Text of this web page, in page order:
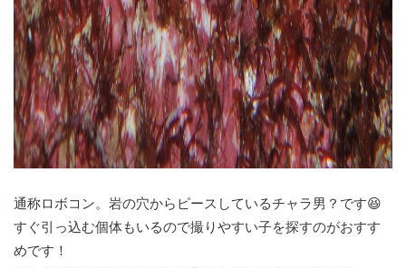
通称ロボコン。岩の穴からピースしているチャラ男？です😆
すぐ引っ込む個体もいるので撮りやすい子を探すのがおすす
めです！